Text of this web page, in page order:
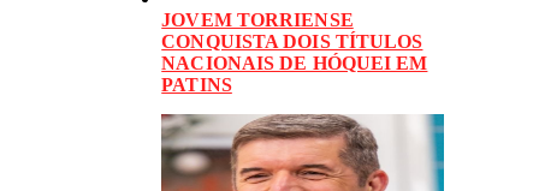
JOVEM TORRIENSE
CONQUISTA DOIS TÍTULOS
NACIONAIS DE HÓQUEI EM
PATINS